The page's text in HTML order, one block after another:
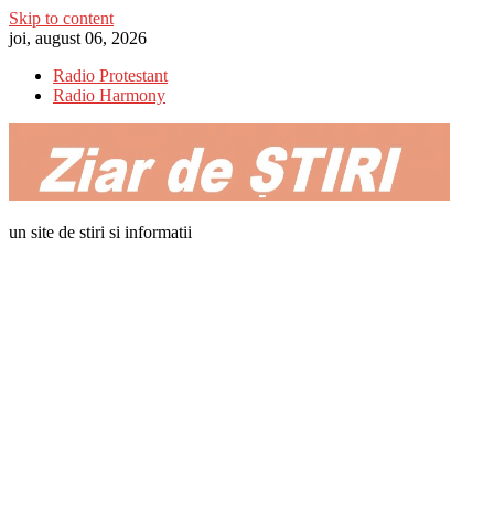
Skip to content
joi, august 06, 2026
Radio Protestant
Radio Harmony
un site de stiri si informatii